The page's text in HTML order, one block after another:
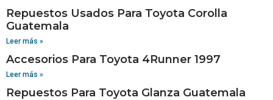
Repuestos Usados Para Toyota Corolla
Guatemala
Leer más »
Accesorios Para Toyota 4Runner 1997
Leer más »
Repuestos Para Toyota Glanza Guatemala